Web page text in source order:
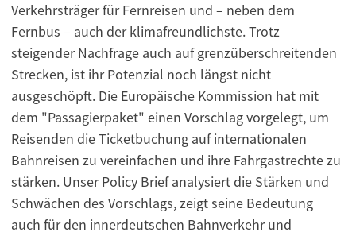
Verkehrsträger für Fernreisen und – neben dem
Fernbus – auch der klimafreundlichste. Trotz
steigender Nachfrage auch auf grenzüberschreitenden
Strecken, ist ihr Potenzial noch längst nicht
ausgeschöpft. Die Europäische Kommission hat mit
dem "Passagierpaket" einen Vorschlag vorgelegt, um
Reisenden die Ticketbuchung auf internationalen
Bahnreisen zu vereinfachen und ihre Fahrgastrechte zu
stärken. Unser Policy Brief analysiert die Stärken und
Schwächen des Vorschlags, zeigt seine Bedeutung
auch für den innerdeutschen Bahnverkehr und